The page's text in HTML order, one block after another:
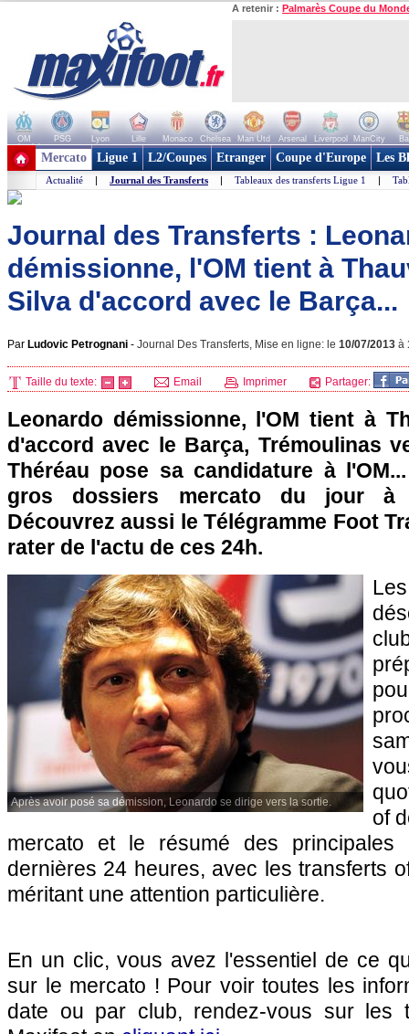
A retenir : Palmarès Coupe du
OM PSG Lyon Lille Monaco Chelsea Man Utd Arsenal Liverpool ManCity
+ de clubs
Mercato Ligue 1 L2/Coupes Etranger Coupe d'Europe Les
Actualité | Journal des Transferts | Tableaux des transferts Ligue 1 |
Journal des Transferts :
démissionne, l'OM tient à
Silva d'accord avec le Barça...
Par Ludovic Petrognani - Journal Des Transferts, Mise en ligne: le 10/07/2013 à
Taille du texte: Email Imprimer Partager:
Leonardo démissionne, l'OM tient à
d'accord avec le Barça, Trémoulinas
Théréau pose sa candidature à l'OM
gros dossiers mercato du jour à
Découvrez aussi le Télégramme Foot
rater de l'actu de ces 24h.
Après avoir posé sa démission, Leonardo se dirige vers la sortie.
of
mercato et le résumé des principales
dernières 24 heures, avec les transferts
méritant une attention particulière.
En un clic, vous avez l'essentiel de ce
sur le mercato ! Pour voir toutes les
date ou par club, rendez-vous sur les